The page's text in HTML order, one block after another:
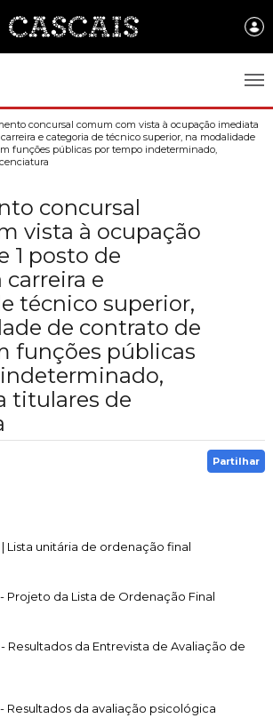
- história e património
e financeira
concursal comum com vista à ocupação imediata
e categoria de técnico superior, na modalidade
funções públicas por tempo indeterminado,
concursal
vista à ocupação
1 posto de
e
técnico superior,
de contrato de
funções públicas
titulares de
Partilhar
| Lista unitária de ordenação final
- Projeto da Lista de Ordenação Final
- Resultados da Entrevista de Avaliação de
- Resultados da avaliação psicológica